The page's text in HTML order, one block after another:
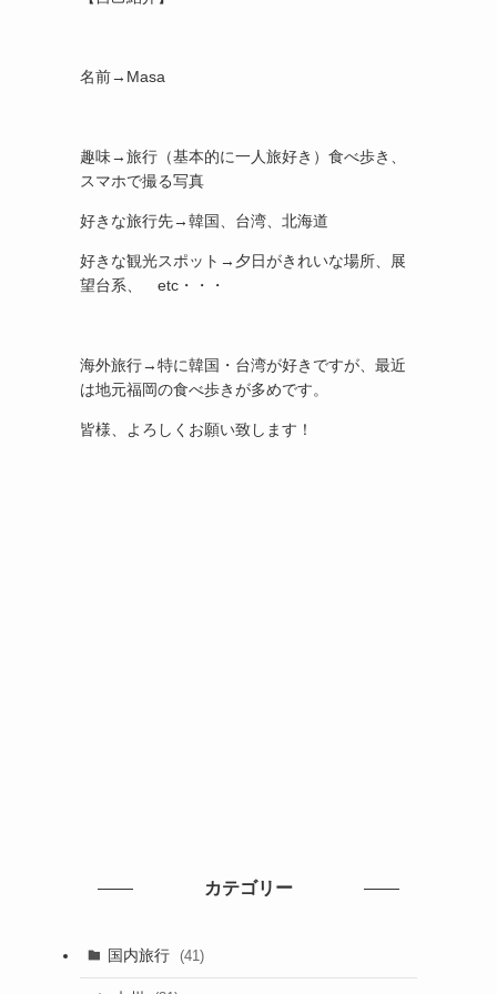
名前→Masa
趣味→旅行（基本的に一人旅好き）食べ歩き、
スマホで撮る写真
好きな旅行先→韓国、台湾、北海道
好きな観光スポット→夕日がきれいな場所、展
望台系、 etc・・・
海外旅行→特に韓国・台湾が好きですが、最近
は地元福岡の食べ歩きが多めです。
皆様、よろしくお願い致します！
カテゴリー
国内旅行 (41)